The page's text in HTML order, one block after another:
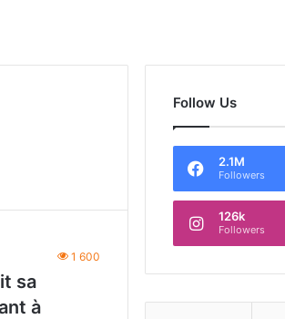
1 600
sa
à
Follow Us
2.1M
Followers
126k
Followers